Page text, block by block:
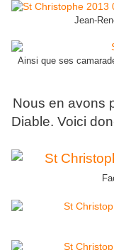
Jean-
Ainsi que ses
Nous en avons
Diable. Voici